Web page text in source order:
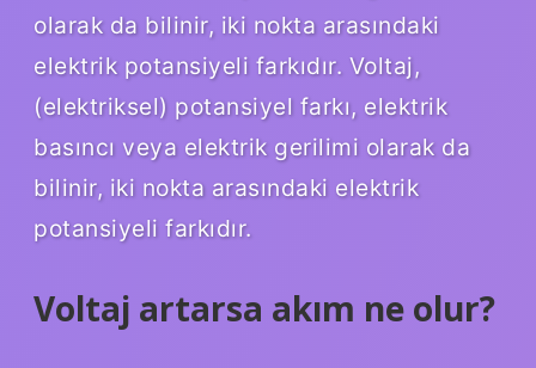
olarak da bilinir, iki nokta arasındaki
elektrik potansiyeli farkıdır. Voltaj,
(elektriksel) potansiyel farkı, elektrik
basıncı veya elektrik gerilimi olarak da
bilinir, iki nokta arasındaki elektrik
potansiyeli farkıdır.
Voltaj artarsa akım ne olur?